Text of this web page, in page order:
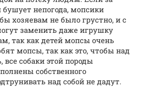
бушует непогода, мопсики
хозяевам не было грустно, и с
заменить даже игрушку
так как детей мопсы очень
мопсы, так как это, чтобы над
собаки этой породы
собственного
над собой не дадут.